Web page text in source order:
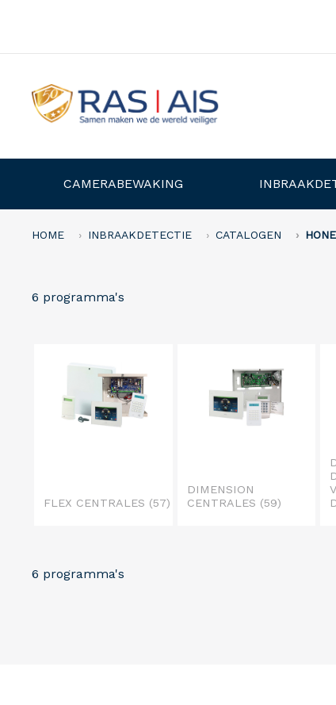
CAMERABEWAKING
HOME INBRAAKDETECTIE CATALOGEN
6 programma's
FLEX CENTRALES (57)
DIMENSION
CENTRALES (59)
6 programma's